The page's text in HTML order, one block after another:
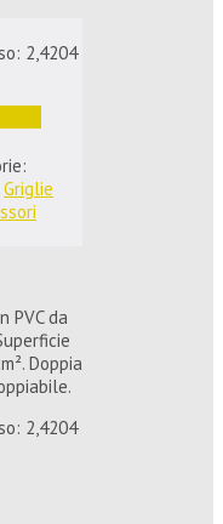
2,4204
Griglie
PVC da
Doppia
2,4204